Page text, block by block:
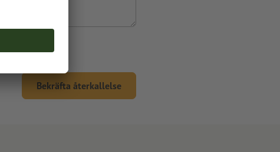
Bekräfta återkallelse